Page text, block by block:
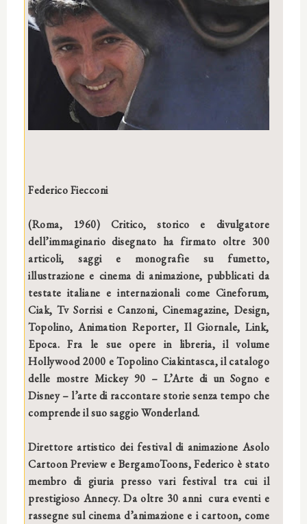
Federico Fiecconi
(Roma, 1960) Critico, storico e divulgatore
dell’immaginario disegnato ha firmato oltre 300
articoli, saggi e monografie su fumetto,
illustrazione e cinema di animazione, pubblicati da
testate italiane e internazionali come Cineforum,
Ciak, Tv Sorrisi e Canzoni, Cinemagazine, Design,
Topolino, Animation Reporter, Il Giornale, Link,
Epoca. Fra le sue opere in libreria, il volume
Hollywood 2000 e Topolino Ciakintasca, il catalogo
delle mostre Mickey 90 – L’Arte di un Sogno e
Disney – l’arte di raccontare storie senza tempo che
comprende il suo saggio Wonderland.
Direttore artistico dei festival di animazione Asolo
Cartoon Preview e BergamoToons, Federico è stato
membro di giuria presso vari festival tra cui il
prestigioso Annecy. Da oltre 30 anni cura eventi e
rassegne sul cinema d’animazione e i cartoon, come